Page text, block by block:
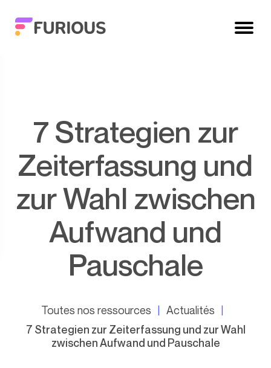
7 Strategien zur
Zeiterfassung und
zur Wahl zwischen
Aufwand und
Pauschale
Toutes nos ressources
Actualités
7 Strategien zur Zeiterfassung und zur Wahl
zwischen Aufwand und Pauschale